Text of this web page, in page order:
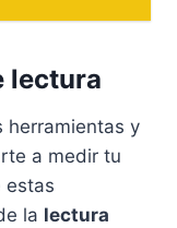
lectura
herramientas y
a medir tu
estas
la lectura